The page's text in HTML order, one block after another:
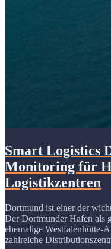
Smart Logistics
Monitoring für
Logistikzentren
Dortmund ist einer der
Der Dortmunder Hafen als
ehemalige Westfalenhütte-
zahlreiche